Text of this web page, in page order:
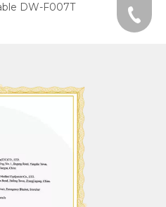
DW-F007Y
+86-